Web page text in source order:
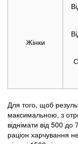
Жінки
Для того, щоб
максимальною, з
віднімати від 500
раціон харчування